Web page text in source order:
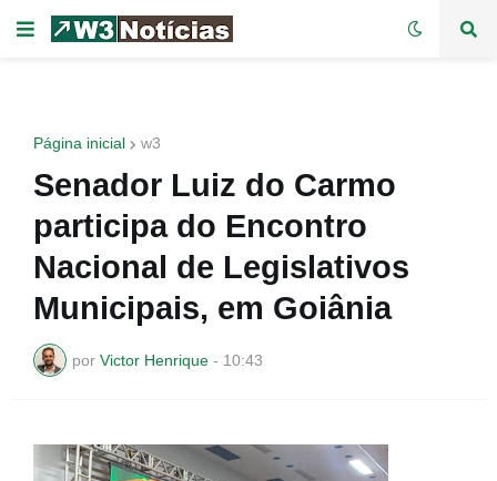
Página inicial w3
Senador Luiz do Carmo
participa do Encontro
Nacional de Legislativos
Municipais, em Goiânia
por Victor Henrique - 10:43